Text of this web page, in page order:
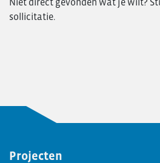
sollicitatie.
Projecten